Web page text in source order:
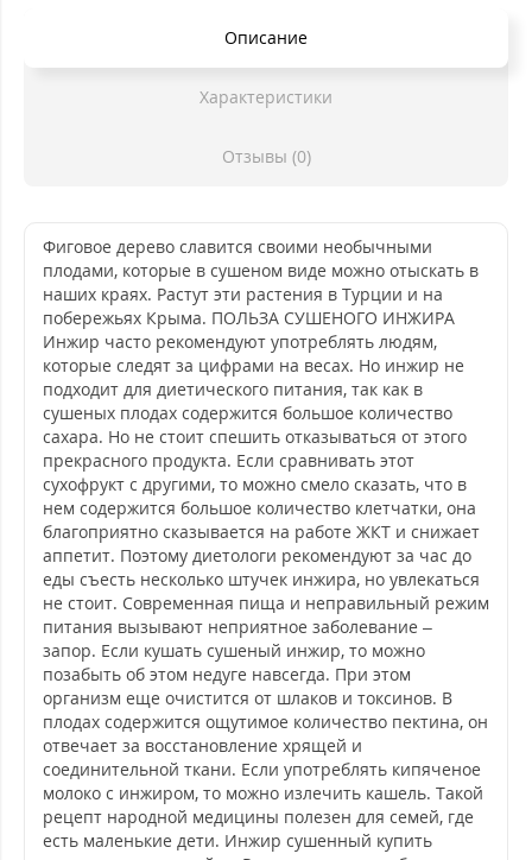
Описание
Характеристики
Отзывы (0)
Фиговое дерево славится своими необычными
плодами, которые в сушеном виде можно отыскать в
наших краях. Растут эти растения в Турции и на
побережьях Крыма. ПОЛЬЗА СУШЕНОГО ИНЖИРА
Инжир часто рекомендуют употреблять людям,
которые следят за цифрами на весах. Но инжир не
подходит для диетического питания, так как в
сушеных плодах содержится большое количество
сахара. Но не стоит спешить отказываться от этого
прекрасного продукта. Если сравнивать этот
сухофрукт с другими, то можно смело сказать, что в
нем содержится большое количество клетчатки, она
благоприятно сказывается на работе ЖКТ и снижает
аппетит. Поэтому диетологи рекомендуют за час до
еды съесть несколько штучек инжира, но увлекаться
не стоит. Современная пища и неправильный режим
питания вызывают неприятное заболевание –
запор. Если кушать сушеный инжир, то можно
позабыть об этом недуге навсегда. При этом
организм еще очистится от шлаков и токсинов. В
плодах содержится ощутимое количество пектина, он
отвечает за восстановление хрящей и
соединительной ткани. Если употреблять кипяченое
молоко с инжиром, то можно излечить кашель. Такой
рецепт народной медицины полезен для семей, где
есть маленькие дети. Инжир сушенный купить